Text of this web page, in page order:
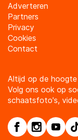
Adverteren
Partners
Privacy
Cookies
Contact
Altijd op de
Volg ons ook op
schaatsfoto's,